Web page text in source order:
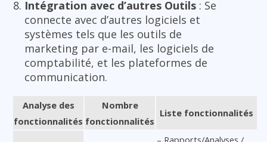
Intégration avec d’autres Outils : Se
connecte avec d’autres logiciels et
systèmes tels que les outils de
marketing par e-mail, les logiciels de
comptabilité, et les plateformes de
communication.
Analyse des
fonctionnalités
Nombre
fonctionnalités
Liste fonctionnalités
– Rapports/Analyses /